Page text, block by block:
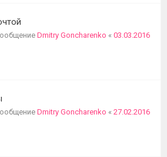
Dmitry Goncharenko « 03.03.2016
Dmitry Goncharenko « 27.02.2016